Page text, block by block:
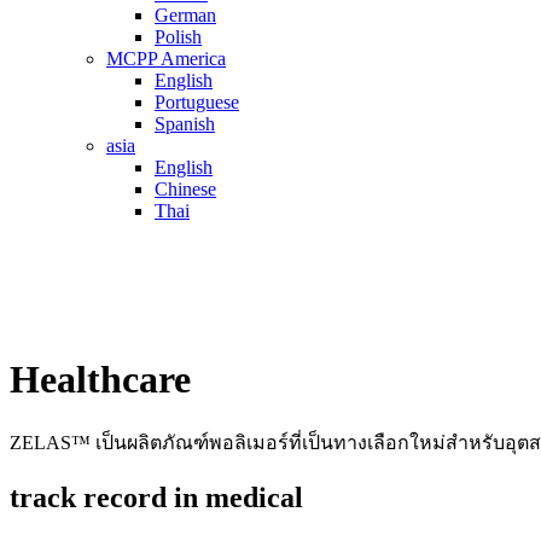
German
Polish
MCPP America
English
Portuguese
Spanish
asia
English
Chinese
Thai
Healthcare
ZELAS™ เป็นผลิตภัณฑ์พอลิเมอร์ที่เป็นทางเลือกใหม่สำหรับอุต
track record in medical